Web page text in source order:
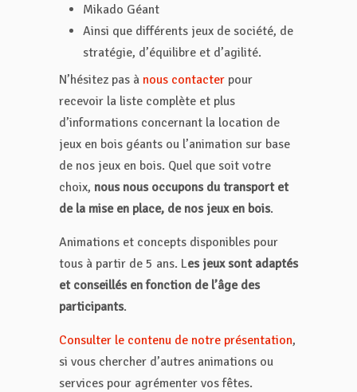
Mikado Géant
Ainsi que différents jeux de société, de
stratégie, d’équilibre et d’agilité.
N’hésitez pas à nous contacter pour
recevoir la liste complète et plus
d’informations concernant la location de
jeux en bois géants ou l’animation sur base
de nos jeux en bois. Quel que soit votre
choix, nous nous occupons du transport et
de la mise en place, de nos jeux en bois.
Animations et concepts disponibles pour
tous à partir de 5 ans. Les jeux sont adaptés
et conseillés en fonction de l’âge des
participants.
Consulter le contenu de notre présentation,
si vous chercher d’autres animations ou
services pour agrémenter vos fêtes.